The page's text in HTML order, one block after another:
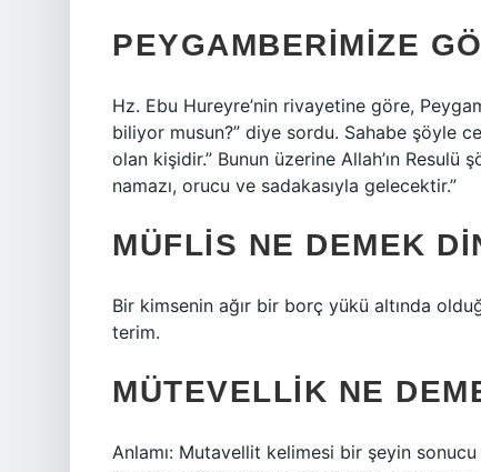
PEYGAMBERIMIZE
Hz. Ebu Hureyre’nin rivayetine göre,
biliyor musun?” diye sordu. Sahabe şöyle
olan kişidir.” Bunun üzerine Allah’ın
namazı, orucu ve sadakasıyla gelecektir.”
MÜFLIS NE DEMEK
Bir kimsenin ağır bir borç yükü altında
terim.
MÜTEVELLIK NE
Anlamı: Mutavellit kelimesi bir şeyin